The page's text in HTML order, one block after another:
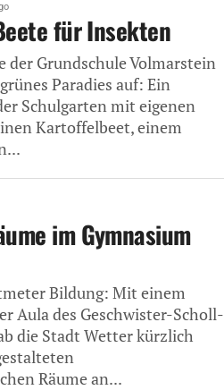
für Insekten
der Grundschule Volmarstein
Paradies auf: Ein
Schulgarten mit eigenen
Kartoffelbeet, einem
im Gymnasium
Bildung: Mit einem
Aula des Geschwister-Scholl-
die Stadt Wetter kürzlich
Räume an...